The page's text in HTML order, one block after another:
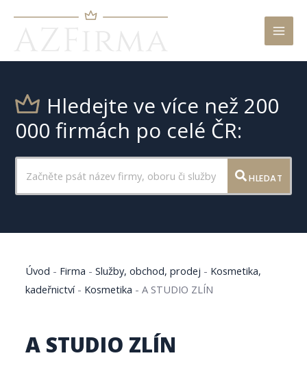
Hledejte ve více než 200
000 firmách po celé ČR:
HLEDAT
Úvod - Firma -Služby, obchod, prodej - Kosmetika,
kadeřnictví- Kosmetika -A STUDIO ZLÍN
A STUDIO ZLÍN